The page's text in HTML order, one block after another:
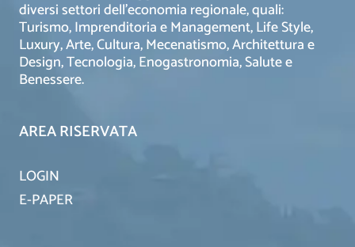
diversi settori dell’economia regionale, quali:
Turismo, Imprenditoria e Management, Life Style,
Luxury, Arte, Cultura, Mecenatismo, Architettura e
Design, Tecnologia, Enogastronomia, Salute e
Benessere.
AREA RISERVATA
LOGIN
E-PAPER